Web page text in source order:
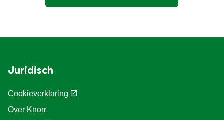
Juridisch
Cookieverklaring
Over Knorr